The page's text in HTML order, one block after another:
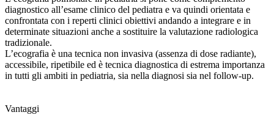
diagnostico all’esame clinico del pediatra e va quindi orientata e
confrontata con i reperti clinici obiettivi andando a integrare e in
determinate situazioni anche a sostituire la valutazione radiologica
tradizionale.
L’ecografia è una tecnica non invasiva (assenza di dose radiante),
accessibile, ripetibile ed è tecnica diagnostica di estrema importanza
in tutti gli ambiti in pediatria, sia nella diagnosi sia nel follow-up.
Vantaggi